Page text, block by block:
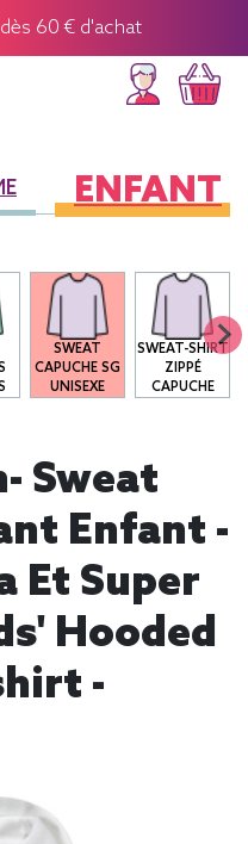
60 € d'achat
ENFANT
SWEAT
CAPUCHE SG
UNISEXE
SWEAT-SHIRT
ZIPPÉ
CAPUCHE
Sweat
Enfant -
Et Super
Hooded
-